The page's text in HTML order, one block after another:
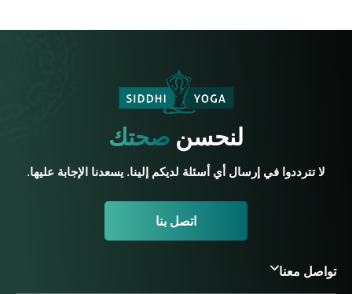
لنحسنصحتك
لا تترددوا في إرسال أي أسئلة لديكم إلينا. يسعدنا الإجابة عليها.
اتصل بنا
تواصل معنا